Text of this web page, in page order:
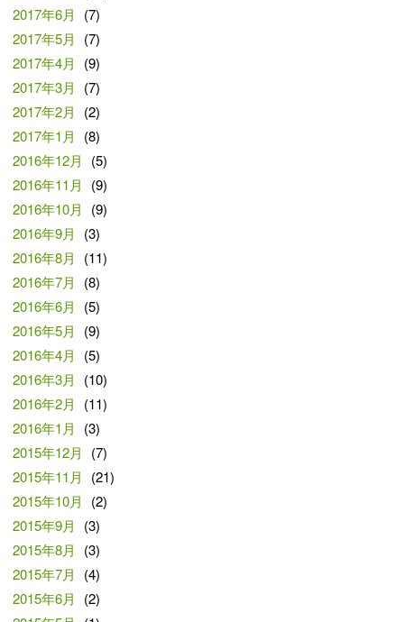
2017年6月
(7)
2017年5月
(7)
2017年4月
(9)
2017年3月
(7)
2017年2月
(2)
2017年1月
(8)
2016年12月
(5)
2016年11月
(9)
2016年10月
(9)
2016年9月
(3)
2016年8月
(11)
2016年7月
(8)
2016年6月
(5)
2016年5月
(9)
2016年4月
(5)
2016年3月
(10)
2016年2月
(11)
2016年1月
(3)
2015年12月
(7)
2015年11月
(21)
2015年10月
(2)
2015年9月
(3)
2015年8月
(3)
2015年7月
(4)
2015年6月
(2)